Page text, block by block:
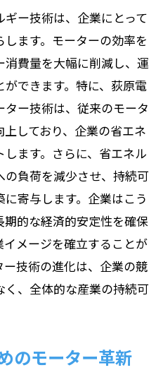
ー技術は、企業にとって
ます。モーターの効率を
費量を大幅に削減し、運
できます。特に、荻原電
ー技術は、従来のモータ
しており、企業の省エネ
ます。さらに、省エネル
負荷を減少させ、持続可
寄与します。企業はこう
期的な経済的安定性を確保
メージを確立することが
技術の進化は、企業の競
、全体的な産業の持続可
のモーター革新